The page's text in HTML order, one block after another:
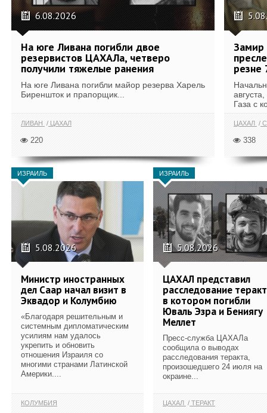
6.08.2026
На юге Ливана погибли двое
резервистов ЦАХАЛа, четверо
получили тяжелые ранения
На юге Ливана погибли майор резерва Харель
Биреншток и прапорщик...
ЛИВАН ЦАХАЛ
220
Замир
резне
Газа с
ЦАХАЛ
338
ИЗРАИЛЬ
5.08.2026
Министр иностранных
дел Саар начал визит в
Эквадор и Колумбию
«Благодаря решительным и
системным дипломатическим
усилиям нам удалось
укрепить и обновить
отношения Израиля со
многими странами Латинской
Америки....
КОЛУМБИЯ
ИЗРАИЛЬ
5.08.2026
ЦАХАЛ представил
расследование
в котором погибли
Юваль Эзра и Бениягу
Меллет
Пресс-служба ЦАХАЛа
сообщила о выводах
расследования теракта,
произошедшего 24 июля на
окраине...
ЦАХАЛ ТЕРАКТ